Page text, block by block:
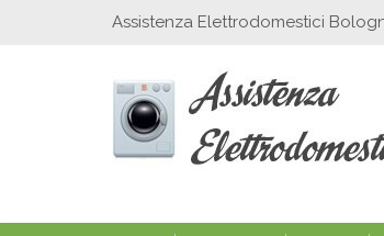
Assistenza Elettrodomestici